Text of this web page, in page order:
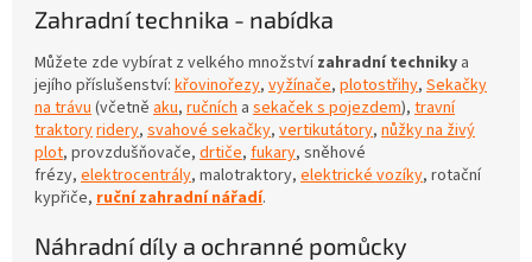
Zahradní technika - nabídka
Můžete zde vybírat z velkého množství zahradní techniky a
jejího příslušenství: křovinořezy, vyžínače, plotostřihy, Sekačky
na trávu(včetně aku, ručních a sekaček s pojezdem), travní
traktoryridery, svahové sekačky, vertikutátory, nůžky na živý
plot, provzdušňovače, drtiče, fukary, sněhové
frézy, elektrocentrály, malotraktory, elektrické vozíky, rotační
kypřiče, ruční zahradní nářadí.
Náhradní díly a ochranné pomůcky